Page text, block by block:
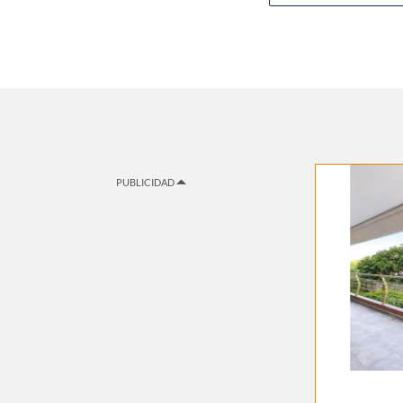
PUBLICIDAD